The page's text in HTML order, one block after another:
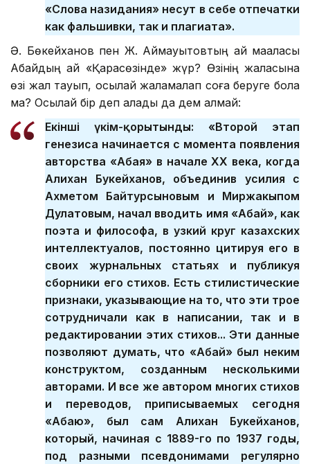
«Слова назидания» несут в себе отпечатки
как фальшивки, так и плагиата».
Ә. Бөкейханов пен Ж. Аймауытовтың қай мақаласы
Абайдың қай «Қарасөзінде» жүр? Өзінің жаласына
өзі жал тауып, осылай жаламалап соға беруге бола
ма? Осылай бір деп алады да дем алмай:
Екінші үкім-қорытынды: «Второй этап
генезиса начинается с момента появления
авторства «Абая» в начале XX века, когда
Алихан Букейханов, объединив усилия с
Ахметом Байтурсыновым и Миржакыпом
Дулатовым, начал вводить имя «Абай», как
поэта и философа, в узкий круг казахских
интеллектуалов, постоянно цитируя его в
своих журнальных статьях и публикуя
сборники его стихов. Есть стилистические
признаки, указывающие на то, что эти трое
сотрудничали как в написании, так и в
редактировании этих стихов... Эти данные
позволяют думать, что «Абай» был неким
конструктом, созданным несколькими
авторами. И все же автором многих стихов
и переводов, приписываемых сегодня
«Абаю», был сам Алихан Букейханов,
который, начиная с 1889-го по 1937 годы,
под разными псевдонимами регулярно